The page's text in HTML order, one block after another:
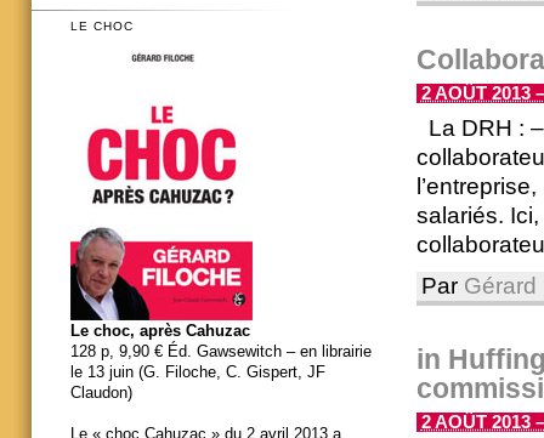
2 AOÛT 2013
La DRH :
salariés.
Par Gérard
in
2 AOÛT 2013
LE CHOC
Le choc, après Cahuzac
128 p, 9,90 € Éd. Gawsewitch – en librairie
le 13 juin (G. Filoche, C. Gispert, JF
Claudon)
Le « choc Cahuzac » du 2 avril 2013 a